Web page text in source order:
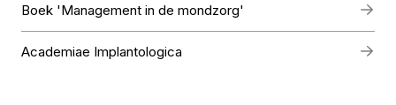
Boek 'Management in de mondzorg'
Academiae Implantologica